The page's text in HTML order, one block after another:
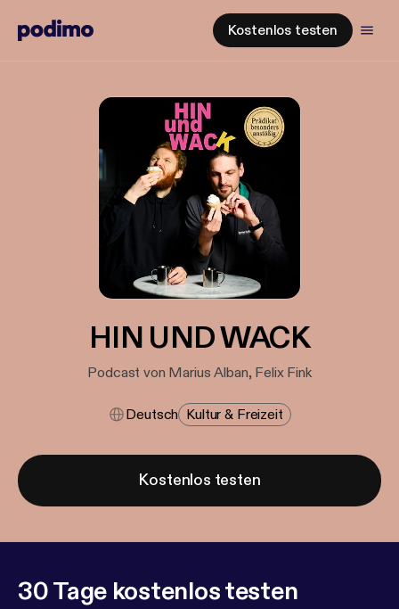
Kostenlos testen
HIN UND WACK
Podcast von Marius Alban, Felix Fink
Deutsch Kultur & Freizeit
Kostenlos testen
30 Tage kostenlos testen